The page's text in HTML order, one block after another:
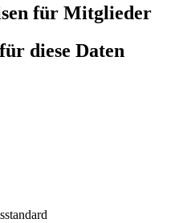
für Mitglieder
diese Daten